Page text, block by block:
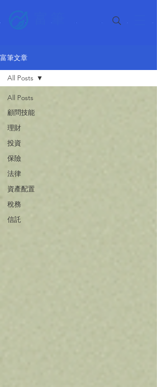
富筆
富筆文章
All Posts
顧問技能
理財
投資
保險
法律
資產配置
稅務
信託
All Posts